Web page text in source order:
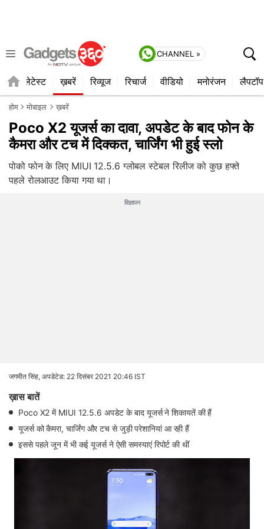
CHANNEL »
लेटेस्ट ख़बरें रिव्यूज रिचार्ज वीडियो मनोरंजन लैपटॉप
होम मोबाइल ख़बरें
Poco X2 यूजर्स का दावा, अपडेट के बाद फोन के
कैमरा और टच में दिक्‍कत, चार्जिंग भी हुई स्‍लो
पोको फोन के लिए MIUI 12.5.6 ग्लोबल स्टेबल रिलीज को कुछ हफ्ते
पहले रोलआउट किया गया था।
विज्ञापन
जगमीत सिंह, अपडेटेड: 22 दिसंबर 2021 20:46 IST
ख़ास बातें
Poco X2 में MIUI 12.5.6 अपडेट के बाद यूजर्स ने शिकायतें की हैं
यूजर्स को कैमरा, चार्जिंग और टच से जुड़ी परेशानियां आ रही हैं
इससे पहले जून में भी कई यूजर्स ने ऐसी समस्‍याएं रिपोर्ट की थीं